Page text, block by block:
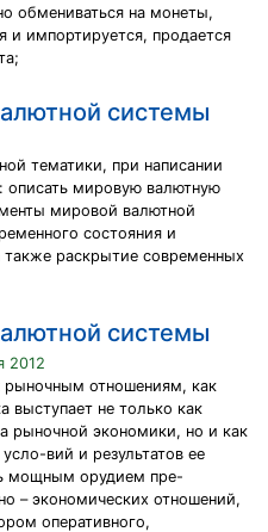
обмениваться на монеты,
и импортируется, продается
системы
тематики, при написании
описать мировую валютную
мировой валютной
состояния и
также раскрытие современных
системы
2012
рыночным отношениям, как
выступает не только как
рыночной экономики, но и как
вий и результатов ее
мощным орудием пре-
– экономических отношений,
оперативного,